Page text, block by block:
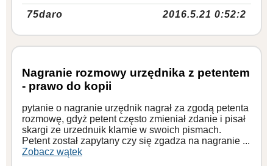
75daro 2016.5.21 0:52:2
Nagranie rozmowy urzędnika z petentem
- prawo do kopii
pytanie o nagranie urzędnik nagrał za zgodą petenta
rozmowę, gdyż petent często zmieniał zdanie i pisał
skargi ze urzednuik klamie w swoich pismach.
Petent został zapytany czy się zgadza na nagranie ...
Zobacz wątek